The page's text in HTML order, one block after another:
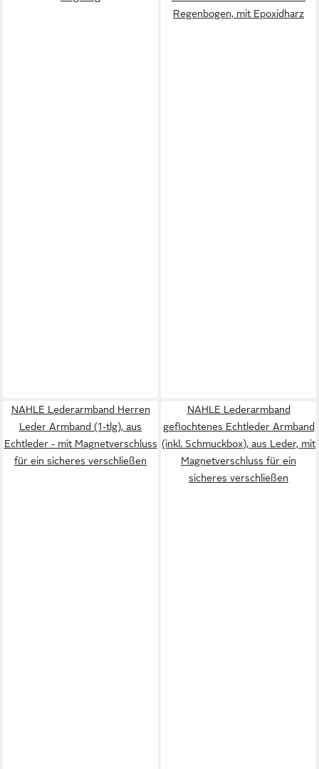
Regenbogen, mit Epoxidharz
NAHLE Lederarmband Herren
Leder Armband (1-tlg), aus
Echtleder - mit Magnetverschluss
für ein sicheres verschließen
NAHLE Lederarmband
geflochtenes Echtleder Armband
(inkl. Schmuckbox), aus Leder, mit
Magnetverschluss für ein
sicheres verschließen